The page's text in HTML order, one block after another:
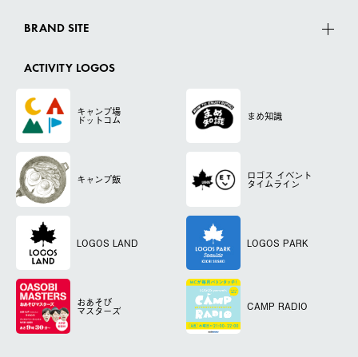
BRAND SITE
ACTIVITY LOGOS
キャンプ場
ドットコム まめ知識
キャンプ飯 ロゴス イベント
タイムライン
LOGOS LAND LOGOS PARK
おあそび
マスターズ CAMP RADIO